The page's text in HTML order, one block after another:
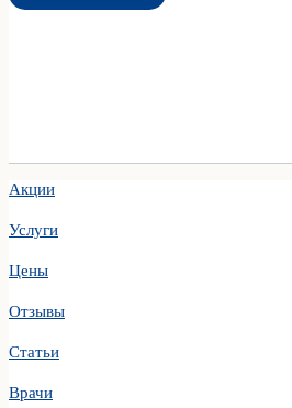
Акции
Услуги
Цены
Отзывы
Статьи
Врачи